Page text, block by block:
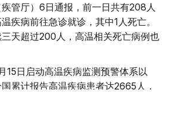
管厅）6日通报，前一日共有208人
疾病前往急诊就诊，其中1人死亡。
天超过200人，高温相关死亡病例也
15日启动高温疾病监测预警体系以
累计报告高温疾病患者达2665人，